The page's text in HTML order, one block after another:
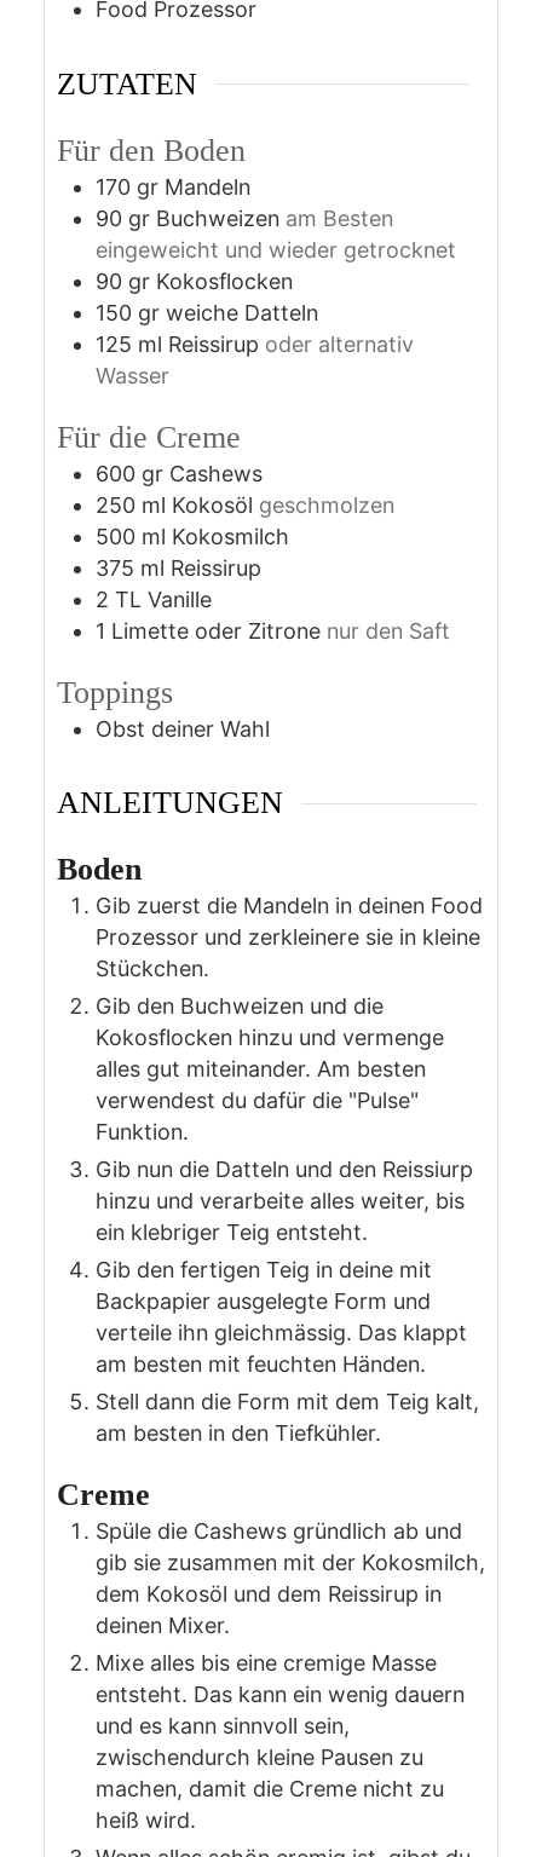
Food Prozessor
ZUTATEN
Für den Boden
170 gr Mandeln
90 gr Buchweizen am Besten
eingeweicht und wieder getrocknet
90 gr Kokosflocken
150 gr weiche Datteln
125 ml Reissirup oder alternativ
Wasser
Für die Creme
600 gr Cashews
250 ml Kokosöl geschmolzen
500 ml Kokosmilch
375 ml Reissirup
2 TL Vanille
1 Limette oder Zitrone nur den Saft
Toppings
Obst deiner Wahl
ANLEITUNGEN
Boden
Gib zuerst die Mandeln in deinen Food
Prozessor und zerkleinere sie in kleine
Stückchen.
Gib den Buchweizen und die
Kokosflocken hinzu und vermenge
alles gut miteinander. Am besten
verwendest du dafür die "Pulse"
Funktion.
Gib nun die Datteln und den Reissiurp
hinzu und verarbeite alles weiter, bis
ein klebriger Teig entsteht.
Gib den fertigen Teig in deine mit
Backpapier ausgelegte Form und
verteile ihn gleichmässig. Das klappt
am besten mit feuchten Händen.
Stell dann die Form mit dem Teig kalt,
am besten in den Tiefkühler.
Creme
Spüle die Cashews gründlich ab und
gib sie zusammen mit der Kokosmilch,
dem Kokosöl und dem Reissirup in
deinen Mixer.
Mixe alles bis eine cremige Masse
entsteht. Das kann ein wenig dauern
und es kann sinnvoll sein,
zwischendurch kleine Pausen zu
machen, damit die Creme nicht zu
heiß wird.